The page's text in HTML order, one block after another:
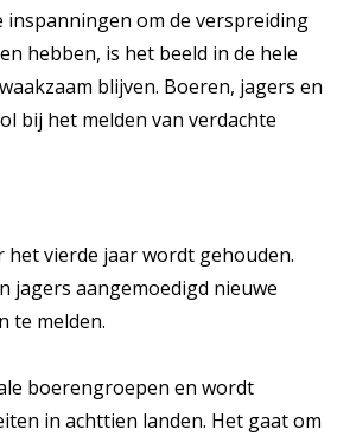
om de verspreiding
hebben, is het beeld in de hele
blijven. Boeren, jagers en
bij het melden van verdachte
het vierde jaar wordt gehouden.
jagers aangemoedigd nieuwe
te melden.
boerengroepen en wordt
in achttien landen. Het gaat om